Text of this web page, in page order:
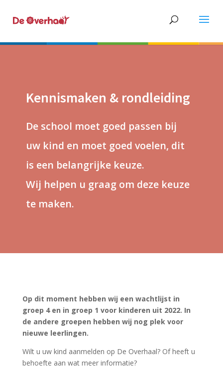
Kennismaken & rondleiding
De school moet goed passen bij
uw kind en moet goed voelen, dit
is een belangrijke keuze.
Wij helpen u graag om deze keuze
te maken.
Op dit moment hebben wij een wachtlijst in
groep 4 en in groep 1 voor kinderen uit 2022. In
de andere groepen hebben wij nog plek voor
nieuwe leerlingen.
Wilt u uw kind aanmelden op De Overhaal? Of heeft u
behoefte aan wat meer informatie?